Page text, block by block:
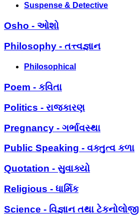
Suspense & Detective
Osho - ઓશો
Philosophy - તત્ત્વજ્ઞાન
Philosophical
Poem - કવિતા
Politics - રાજકારણ
Pregnancy - ગર્ભાવસ્થા
Public Speaking - વક્તુત્વ કળા
Quotation - સુવાક્યો
Religious - ધાર્મિક
Science - વિજ્ઞાન તથા ટેકનોલોજી